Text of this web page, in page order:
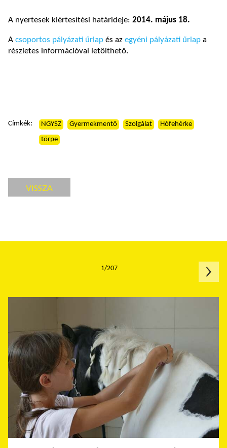
A nyertesek kiértesítési határideje: 2014. május 18.
A csoportos pályázati űrlap és az egyéni pályázati űrlap a
részletes információval letölthető.
Címkék: NGYSZ Gyermekmentő Szolgálat
Hófehérke
törpe
VISSZA
1/207